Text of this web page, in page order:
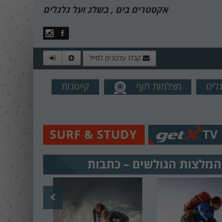
אקסטרים בים , בשלג ועל גלגלים
קבלו עדכונים למייל
מהאתרמצלמות חוף
קייטנות
המלצות הגולשים – כתבות